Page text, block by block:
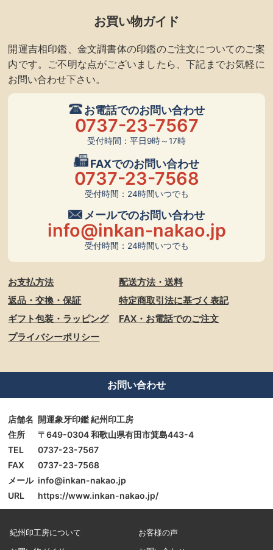
お買い物ガイド
開運吉相印鑑、金文調書体の印鑑のご注文についてのご案
内です。ご不明な点がございましたら、下記までお気軽に
お問い合わせ下さい。
お電話でのお問い合わせ
0737-23-7567
受付時間：平日9時～17時
FAXでのお問い合わせ
0737-23-7568
受付時間：24時間いつでも
メールでのお問い合わせ
info@inkan-nakao.jp
受付時間：24時間いつでも
お支払方法
配送方法・送料
返品・交換・保証
特定商取引法に基づく表記
ギフト包装・ラッピング
FAX・お電話でのご注文
プライバシーポリシー
お問い合わせ
店舗名 開運象牙印鑑 紀州印工房
住所
〒649-0304 和歌山県有田市箕島443-4
TEL
0737-23-7567
FAX
0737-23-7568
メール info@inkan-nakao.jp
URL
https://www.inkan-nakao.jp/
紀州印工房について お客様の声